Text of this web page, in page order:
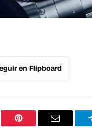
en Flipboard
PinterestCorreo